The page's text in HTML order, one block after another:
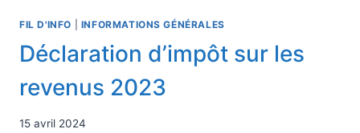
FIL D'INFO INFORMATIONS GÉNÉRALES
Déclaration d’impôt sur les
revenus 2023
15 avril 2024